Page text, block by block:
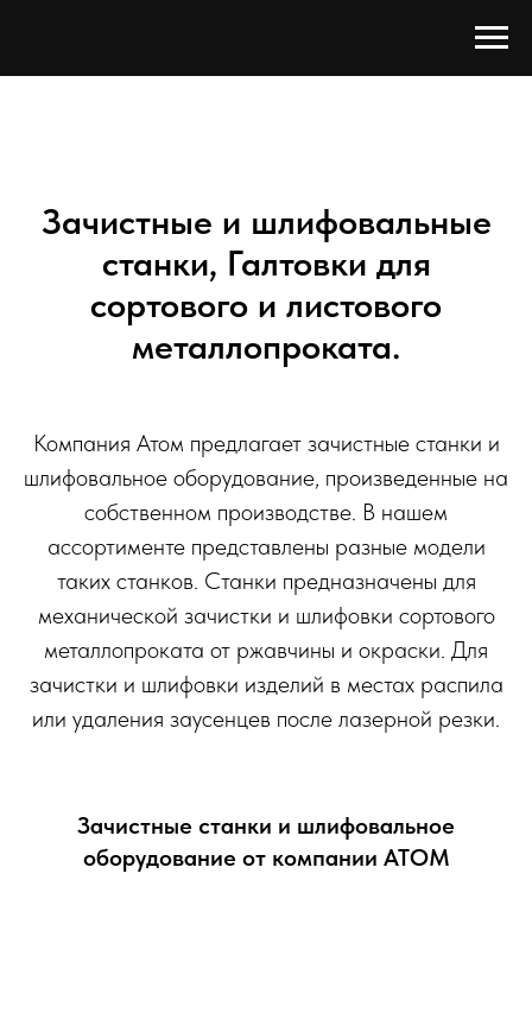
Зачистные и шлифовальные
станки, Галтовки для
сортового и листового
металлопроката.
Компания Атом предлагает зачистные станки и
шлифовальное оборудование, произведенные на
собственном производстве. В нашем
ассортименте представлены разные модели
таких станков. Станки предназначены для
механической зачистки и шлифовки сортового
металлопроката от ржавчины и окраски. Для
зачистки и шлифовки изделий в местах распила
или удаления заусенцев после лазерной резки.
Зачистные станки и шлифовальное
оборудование от компании АТОМ